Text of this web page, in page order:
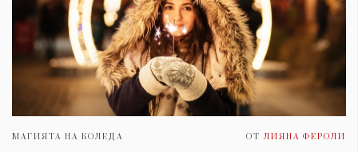
МАГИЯТА НА КОЛЕДА ОТ ЛИЯНА ФЕРОЛИ